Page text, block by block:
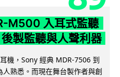
M500 入耳式監聽
製監聽與人聲利器
機，Sony 經典 MDR-7506 到
熟悉。而現在舞台製作者與創